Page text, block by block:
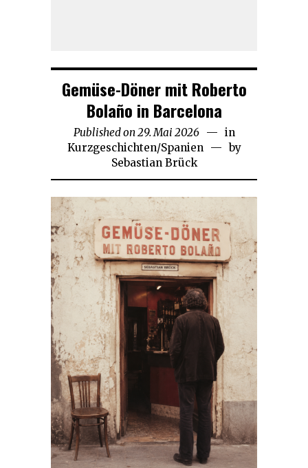
Gemüse-Döner mit Roberto
Bolaño in Barcelona
Published on29. Mai 20261.
Juni
in
Kurzgeschichten/Spanien
by
Sebastian Brück